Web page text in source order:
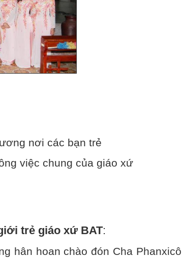
nơi các bạn trẻ
việc chung của giáo xứ
trẻ giáo xứ BAT:
hân hoan chào đón Cha Phanxicô